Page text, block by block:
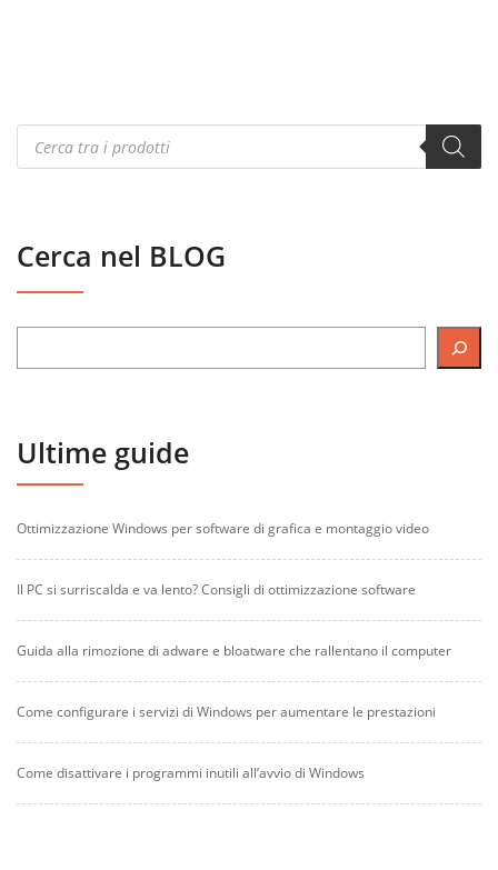
Products
search
Cerca nel BLOG
Ultime guide
Ottimizzazione Windows per software di grafica e montaggio video
Il PC si surriscalda e va lento? Consigli di ottimizzazione software
Guida alla rimozione di adware e bloatware che rallentano il computer
Come configurare i servizi di Windows per aumentare le prestazioni
Come disattivare i programmi inutili all’avvio di Windows